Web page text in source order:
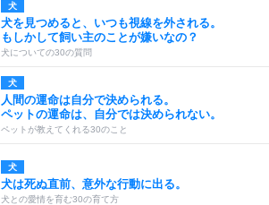
犬
犬を見つめると、いつも視線を外される。
もしかして飼い主のことが嫌いなの？
犬についての30の質問
犬
人間の運命は自分で決められる。
ペットの運命は、自分では決められない。
ペットが教えてくれる30のこと
犬
犬は死ぬ直前、意外な行動に出る。
犬との愛情を育む30の育て方